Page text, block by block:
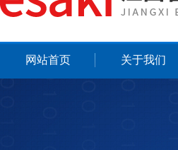
网站首页 关于我们